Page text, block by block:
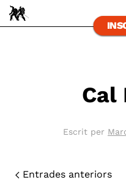
Skip to main
Cal
Escrit per
Entrades anteriors